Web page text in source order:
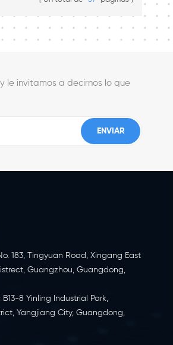
le invitamos a decirnos lo que
183, Tingyuan Road, Xingang East
Guangzhou, Guangdong,
8 Yinling Industrial Park,
Yangjiang City, Guangdong,